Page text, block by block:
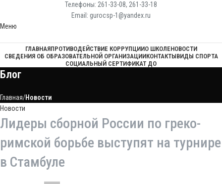
Телефоны: 261-33-08, 261-33-18
Email: gurocsp-1@yandex.ru
Меню
ГЛАВНАЯПРОТИВОДЕЙСТВИЕ КОРРУПЦИИО ШКОЛЕНОВОСТИ
СВЕДЕНИЯ ОБ ОБРАЗОВАТЕЛЬНОЙ ОРГАНИЗАЦИИКОНТАКТЫВИДЫ СПОРТА
СОЦИАЛЬНЫЙ СЕРТИФИКАТ ДО
Блог
Главная Новости
Новости
Лидеры сборной России по греко-
римской борьбе выступят на турнире
в Стамбуле